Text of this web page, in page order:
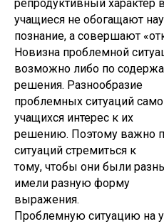
репродуктивный характер
учащиеся не обогащают
познание, а совершают
Новизна проблемной
возможно либо по
решения. Разнообразие
проблемных ситуаций
учащихся интерес к их
решению. Поэтому важно
ситуаций стремиться к
тому, чтобы они были
имели разную форму
выражения.
Проблемную ситуацию на